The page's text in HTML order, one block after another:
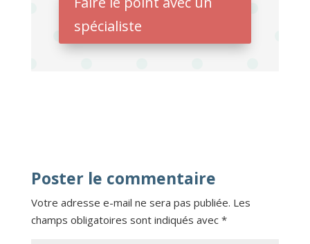
spécialiste
Poster le commentaire
Votre adresse e-mail ne sera pas publiée. Les
champs obligatoires sont indiqués avec *